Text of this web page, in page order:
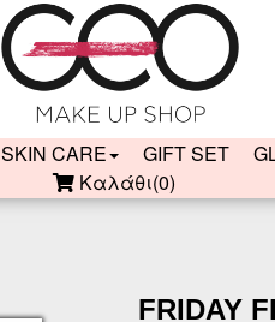
SKIN CARE GIFT SET
Καλάθι(0)
FRIDAY